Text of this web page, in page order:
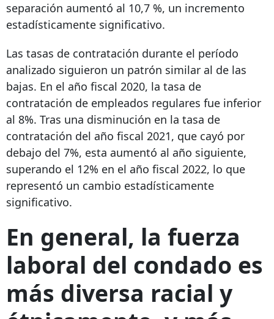
separación aumentó al 10,7 %, un incremento
estadísticamente significativo.
Las tasas de contratación durante el período
analizado siguieron un patrón similar al de las
bajas. En el año fiscal 2020, la tasa de
contratación de empleados regulares fue inferior
al 8%. Tras una disminución en la tasa de
contratación del año fiscal 2021, que cayó por
debajo del 7%, esta aumentó al año siguiente,
superando el 12% en el año fiscal 2022, lo que
representó un cambio estadísticamente
significativo.
En general, la fuerza
laboral del condado es
más diversa racial y